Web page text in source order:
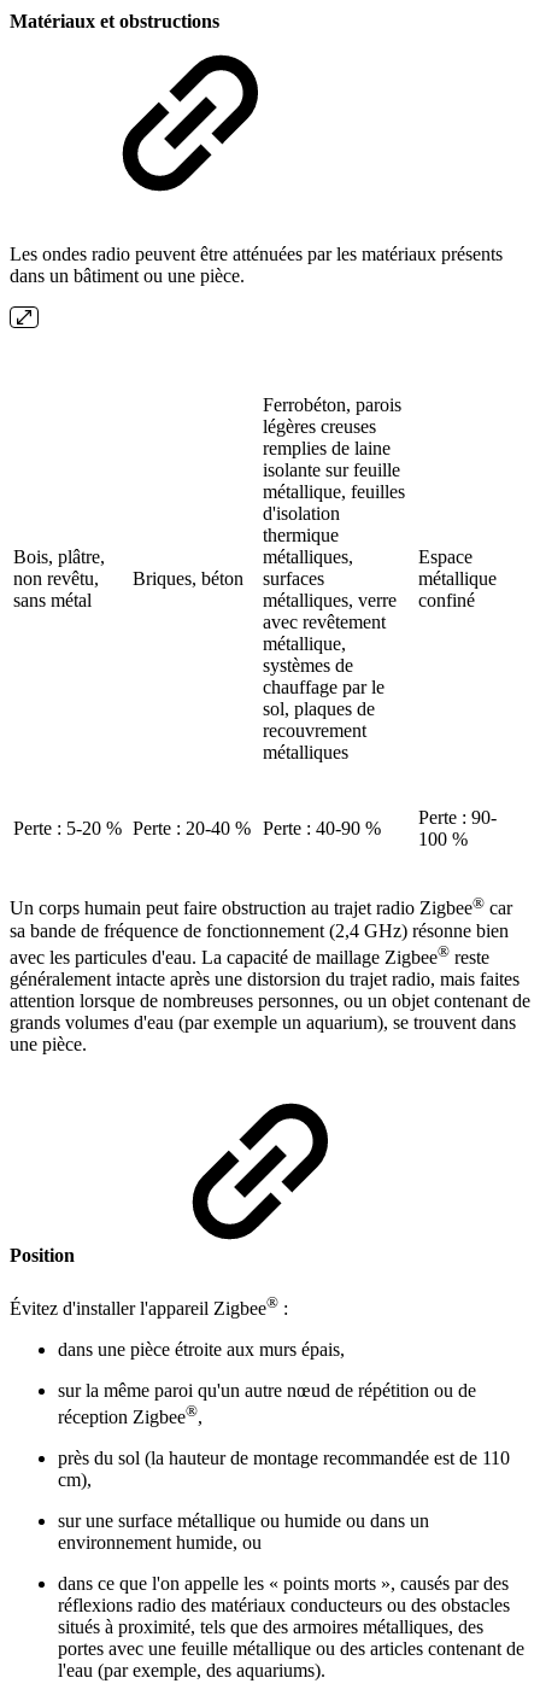
Matériaux et obstructions
Les ondes radio peuvent être atténuées par les matériaux présents
dans un bâtiment ou une pièce.
Bois, plâtre,
non revêtu,
sans métal
Briques, béton
Ferrobéton, parois
légères creuses
remplies de laine
isolante sur feuille
métallique, feuilles
d'isolation
thermique
métalliques,
surfaces
métalliques, verre
avec revêtement
métallique,
systèmes de
chauffage par le
sol, plaques de
recouvrement
métalliques
Espace
métallique
confiné
Perte : 5-20 % Perte : 20-40 % Perte : 40-90 %
Perte : 90-
100 %
Un corps humain peut faire obstruction au trajet radio Zigbee® car
sa bande de fréquence de fonctionnement (2,4 GHz) résonne bien
avec les particules d'eau. La capacité de maillage Zigbee® reste
généralement intacte après une distorsion du trajet radio, mais faites
attention lorsque de nombreuses personnes, ou un objet contenant de
grands volumes d'eau (par exemple un aquarium), se trouvent dans
une pièce.
Position
Évitez d'installer l'appareil Zigbee® :
dans une pièce étroite aux murs épais,
sur la même paroi qu'un autre nœud de répétition ou de
réception Zigbee®,
près du sol (la hauteur de montage recommandée est de 110
cm),
sur une surface métallique ou humide ou dans un
environnement humide, ou
dans ce que l'on appelle les « points morts », causés par des
réflexions radio des matériaux conducteurs ou des obstacles
situés à proximité, tels que des armoires métalliques, des
portes avec une feuille métallique ou des articles contenant de
l'eau (par exemple, des aquariums).